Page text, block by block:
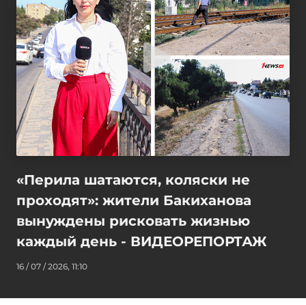
«Перила шатаются, коляски не
проходят»: жители Бакиханова
вынуждены рисковать жизнью
каждый день - ВИДЕОРЕПОРТАЖ
16 / 07 / 2026, 11:10